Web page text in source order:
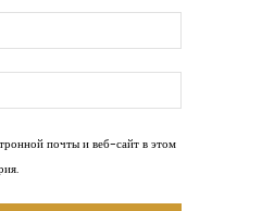
почта:*
Сайт:
почты и веб-сайт в этом